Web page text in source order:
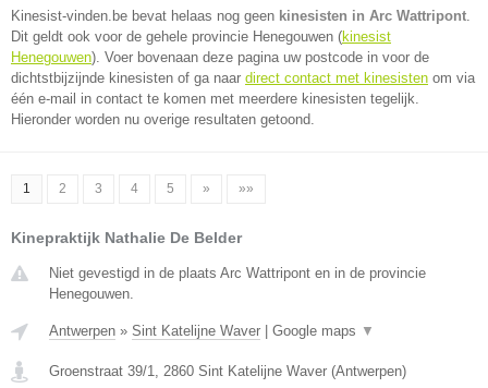
Kinesist-vinden.be bevat helaas nog geen kinesisten in Arc Wattripont.
Dit geldt ook voor de gehele provincie Henegouwen (kinesist
Henegouwen). Voer bovenaan deze pagina uw postcode in voor de
dichtstbijzijnde kinesisten of ga naar direct contact met kinesisten om via
één e-mail in contact te komen met meerdere kinesisten tegelijk.
Hieronder worden nu overige resultaten getoond.
1 2 3 4 5 » »»
Kinepraktijk Nathalie De Belder
Niet gevestigd in de plaats Arc Wattripont en in de provincie
Henegouwen.
Antwerpen » Sint Katelijne Waver Google maps ▼
Groenstraat 39/1, 2860 Sint Katelijne Waver (Antwerpen)